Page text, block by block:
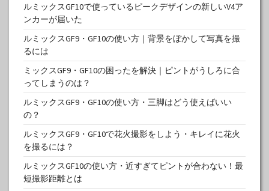
ルミックスGF10で使っているピークデザインの新しいV4ア
ンカーが届いた
ルミックスGF9・GF10の使い方｜背景をぼかして写真を撮
るには
ミックスGF9・GF10の困ったを解決｜ピントがうしろに合
ってしまうのは？
ルミックスGF9・GF10の使い方・三脚はどう使えばいい
の？
ルミックスGF9・GF10で花火撮影をしよう・キレイに花火
を撮るには？
ルミックスGF10の使い方・近すぎてピントが合わない！最
短撮影距離とは